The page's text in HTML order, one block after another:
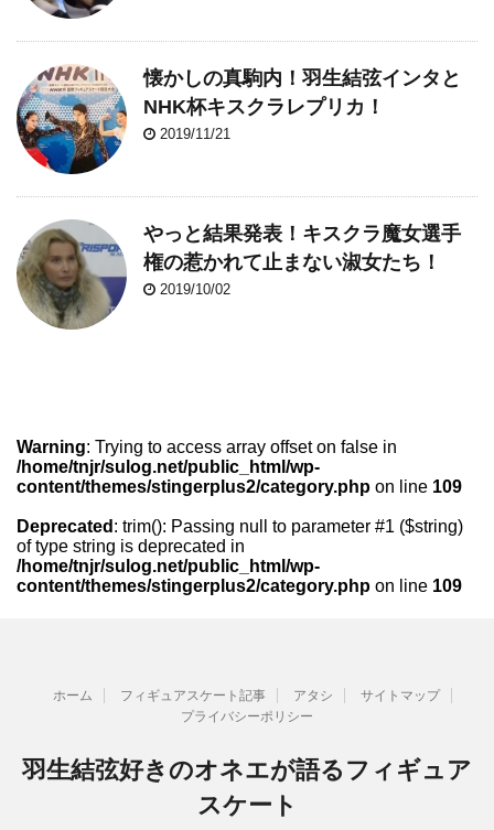
懐かしの真駒内！羽生結弦インタと
NHK杯キスクラレプリカ！
2019/11/21
やっと結果発表！キスクラ魔女選手
権の惹かれて止まない淑女たち！
2019/10/02
Warning: Trying to access array offset on false in
/home/tnjr/sulog.net/public_html/wp-
content/themes/stingerplus2/category.php on line 109
Deprecated : trim(): Passing null to parameter #1 ($string)
of type string is deprecated in
/home/tnjr/sulog.net/public_html/wp-
content/themes/stingerplus2/category.php on line 109
ホーム フィギュアスケート記事 アタシ
サイトマップ
プライバシーポリシー
羽生結弦好きのオネエが語るフィギュア
スケート